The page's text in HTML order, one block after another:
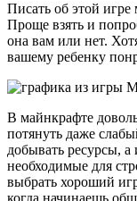
Писать об этой игре
Проще взять и
она вам или нет.
вашему ребенку
В майнкрафте
потянуть даже
добывать ресурсы, а
необходимые для
выбрать хороший